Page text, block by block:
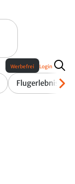
Flugerlebnis
Werbefrei Login